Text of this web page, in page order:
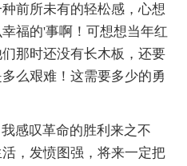
所未有的轻松感，心想
福的'事啊！可想想当年红
那时还没有长木板，还要
么艰难！这需要多少的勇
感叹革命的胜利来之不
，发愤图强，将来一定把